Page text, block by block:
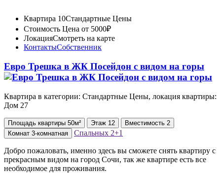
Квартира 10Стандартные Цены
Стоимость Цена от 5000₽
ЛокацияСмотреть на карте
КонтактыСобственник
Евро Трешка в ЖК Посейдон с видом на горы
Квартира в категории: Стандартные Цены, локация квартиры:
Дом 27
Площадь квартиры 50м² Этаж 12 Вместимость 2
Комнат 3-комнатная Спальных 2+1
Добро пожаловать, именно здесь вы сможете снять квартиру с
прекрасным видом на город Сочи, так же квартире есть все
необходимое для проживания.